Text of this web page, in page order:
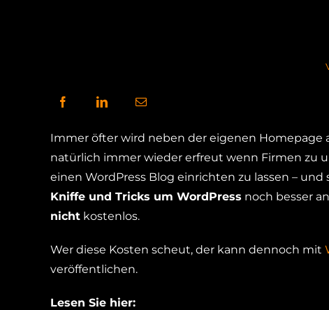
Immer öfter wird neben der eigenen Homepage
natürlich immer wieder erfreut wenn Firmen zu
einen WordPress Blog einrichten zu lassen –
Kniffe und Tricks um WordPress noch besser
nichtkostenlos.
Wer diese Kosten scheut, der kann dennoch mit
veröffentlichen.
Lesen Sie hier: